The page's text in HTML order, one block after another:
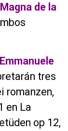
de la
Emmanuele
tres
romanzen,
en La
op 12,